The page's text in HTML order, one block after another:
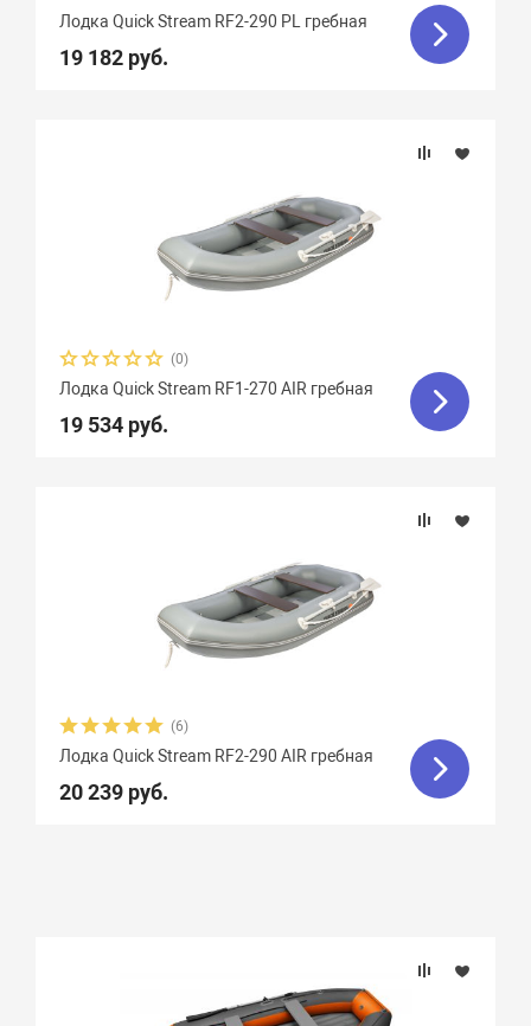
Лодка Quick Stream RF2-290 PL гребная
19 182 руб.
(0)
Лодка Quick Stream RF1-270 AIR гребная
19 534 руб.
(6)
Лодка Quick Stream RF2-290 AIR гребная
20 239 руб.